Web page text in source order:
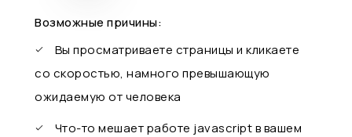
Возможные причины:
Вы просматриваете страницы и кликаете
со скоростью, намного превышающую
ожидаемую от человека
Что-то мешает работе javascript в вашем